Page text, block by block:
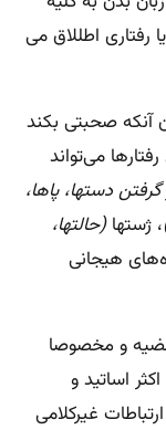
رفتاری اطللاق می
آنکه صحبتی بکند
می‌تواند
دستها، پاها،
، ژستها(حالتها،
هیجانی
و مخصوصا
اساتید و
غیرکلامی